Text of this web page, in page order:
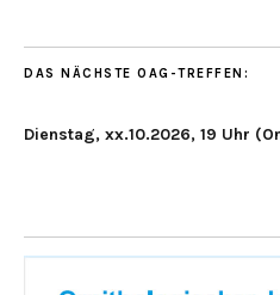
DAS NÄCHSTE OAG-TREFFEN:
Dienstag, xx.10.2026, 19 Uhr